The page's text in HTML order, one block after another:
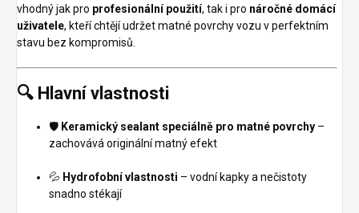
vhodný jak pro profesionální použití, tak i pro náročné domácí
uživatele, kteří chtějí udržet matné povrchy vozu v perfektním
stavu bez kompromisů.
🔍 Hlavní vlastnosti
🛡️ Keramický sealant speciálně pro matné povrchy –
zachovává originální matný efekt
💦 Hydrofobní vlastnosti – vodní kapky a nečistoty
snadno stékají